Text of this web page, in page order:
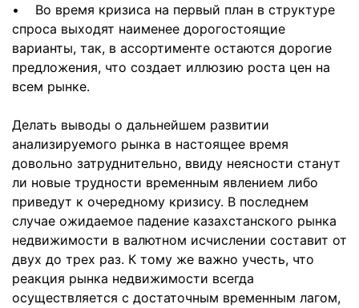
• Во время кризиса на первый план в структуре
спроса выходят наименее дорогостоящие
варианты, так, в ассортименте остаются дорогие
предложения, что создает иллюзию роста цен на
всем рынке.
Делать выводы о дальнейшем развитии
анализируемого рынка в настоящее время
довольно затруднительно, ввиду неясности станут
ли новые трудности временным явлением либо
приведут к очередному кризису. В последнем
случае ожидаемое падение казахстанского рынка
недвижимости в валютном исчислении составит от
двух до трех раз. К тому же важно учесть, что
реакция рынка недвижимости всегда
осуществляется с достаточным временным лагом,